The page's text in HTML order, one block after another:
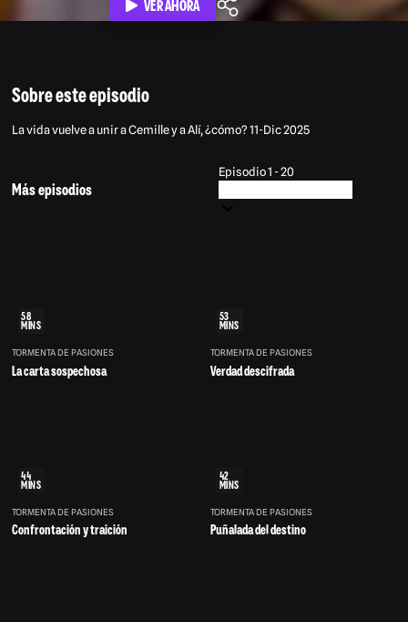
VER AHORA
Sobre este episodio
La vida vuelve a unir a Cemille y a Alí, ¿cómo? 11-Dic 2025
Más episodios
Episodio 1 - 20
58
MINS
TORMENTA DE PASIONES
La carta sospechosa
53
MINS
TORMENTA DE PASIONES
Verdad descifrada
44
MINS
TORMENTA DE PASIONES
Confrontación y traición
42
MINS
TORMENTA DE PASIONES
Puñalada del destino